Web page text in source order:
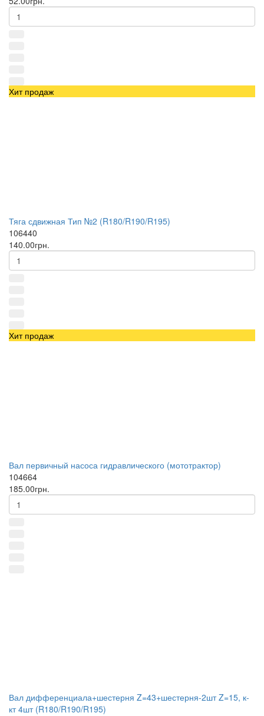
Хит продаж
Тяга сдвижная Тип №2 (R180/R190/R195)
106440
140.00грн.
Хит продаж
Вал первичный насоса гидравлического (мототрактор)
104664
185.00грн.
Вал дифференциала+шестерня Z=43+шестерня-2шт Z=15, к-
кт 4шт (R180/R190/R195)